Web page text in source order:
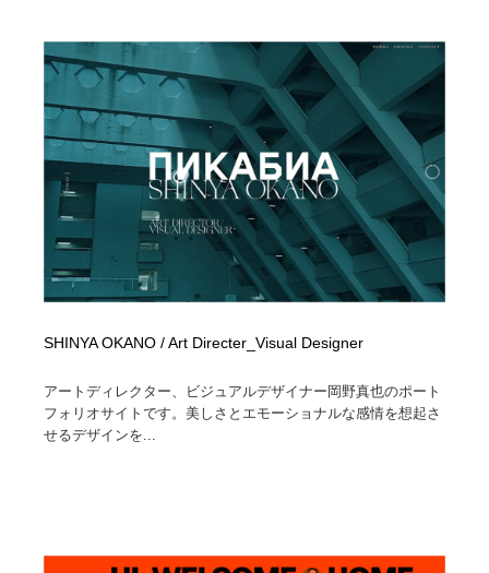
SHINYA OKANO / Art Directer_Visual Designer
アートディレクター、ビジュアルデザイナー岡野真也のポート
フォリオサイトです。美しさとエモーショナルな感情を想起さ
せるデザインを...